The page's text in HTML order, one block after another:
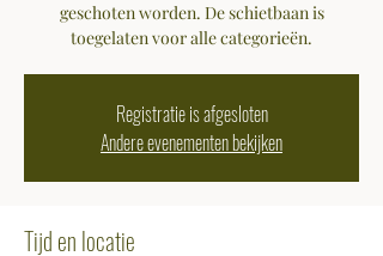
geschoten worden. De schietbaan is
toegelaten voor alle categorieën.
Registratie is afgesloten
Andere evenementen bekijken
Tijd en locatie